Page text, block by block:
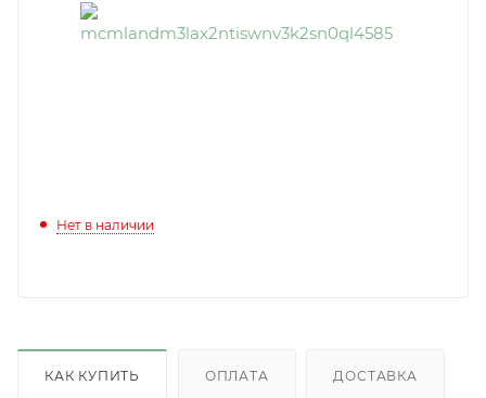
Нет в наличии
КАК КУПИТЬ ОПЛАТА ДОСТАВКА